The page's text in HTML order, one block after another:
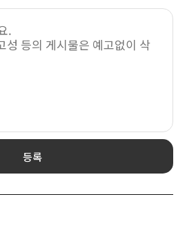
등록